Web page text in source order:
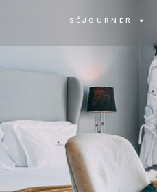
SÉJOURNER